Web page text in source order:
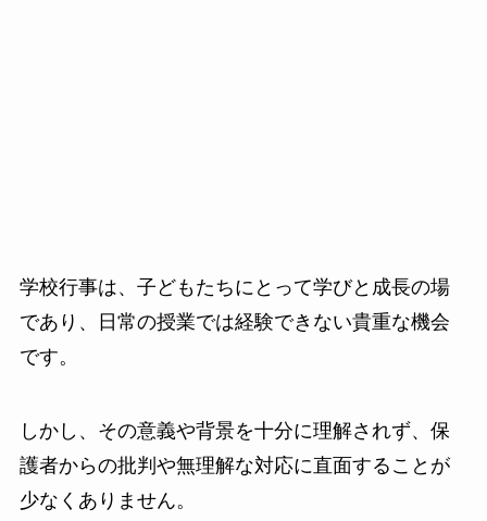
学校行事は、子どもたちにとって学びと成長の場
であり、日常の授業では経験できない貴重な機会
です。
しかし、その意義や背景を十分に理解されず、保
護者からの批判や無理解な対応に直面することが
少なくありません。